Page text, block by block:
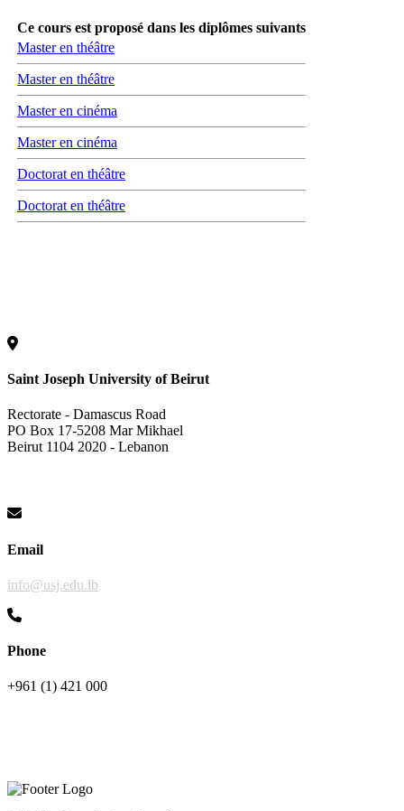
Ce cours est proposé dans les diplômes suivants
Master en théâtre
Master en théâtre
Master en cinéma
Master en cinéma
Doctorat en théâtre
Doctorat en théâtre
Saint Joseph University of Beirut
Rectorate - Damascus Road
PO Box 17-5208 Mar Mikhael
Beirut 1104 2020 - Lebanon
Email
info@usj.edu.lb
Phone
+961 (1) 421 000